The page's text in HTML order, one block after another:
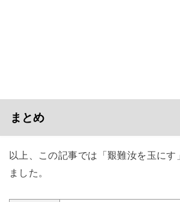
まとめ
以上、この記事では「艱難汝を玉にす
ました。